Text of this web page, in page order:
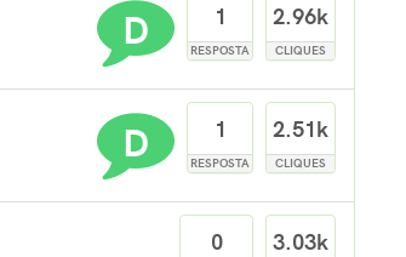
D 1
RESPOSTA
2.96k
CLIQUES
D 1
RESPOSTA
2.51k
CLIQUES
0 3.03k